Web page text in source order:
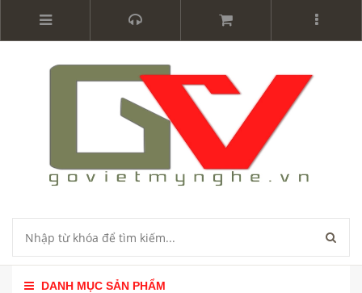
DANH MỤC SẢN PHẨM